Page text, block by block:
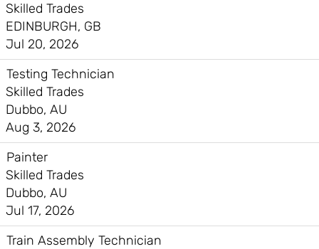
Skilled Trades
EDINBURGH, GB
Jul 20, 2026
Testing Technician
Skilled Trades
Dubbo, AU
Aug 3, 2026
Painter
Skilled Trades
Dubbo, AU
Jul 17, 2026
Train Assembly Technician